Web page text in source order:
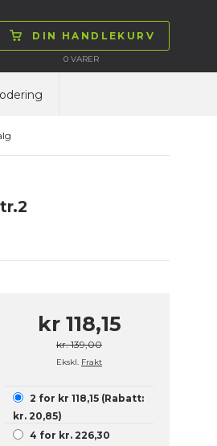
DIN HANDLEKURV
0VARER
kr 118,15
kr. 139,00
Ekskl. Frakt
2 for kr 118,15 (Rabatt:
kr. 20,85)
4 for kr. 226,30